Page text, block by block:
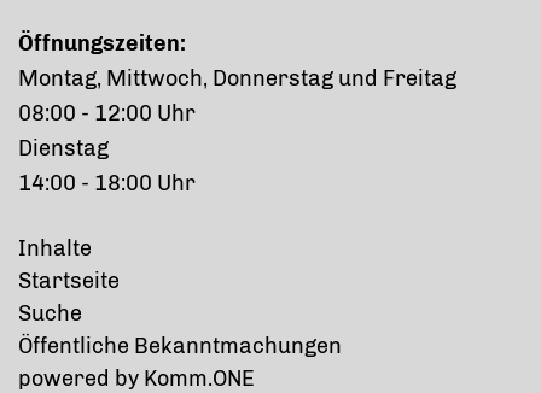
Öffnungszeiten:
Montag, Mittwoch, Donnerstag und Freitag
08:00 - 12:00 Uhr
Dienstag
14:00 - 18:00 Uhr
Inhalte
Startseite
Suche
Öffentliche Bekanntmachungen
powered by Komm.ONE